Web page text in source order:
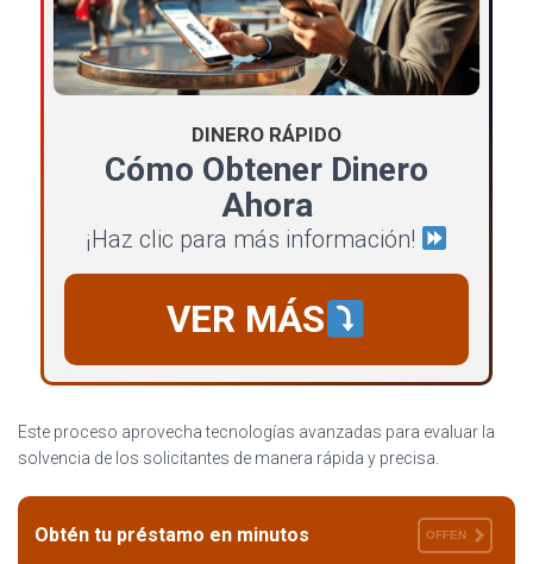
DINERO RÁPIDO
Cómo Obtener Dinero
Ahora
¡Haz clic para más información!
VER MÁS
Este proceso aprovecha tecnologías avanzadas para evaluar la
solvencia de los solicitantes de manera rápida y precisa.
Obtén tu préstamo en minutos OFFEN